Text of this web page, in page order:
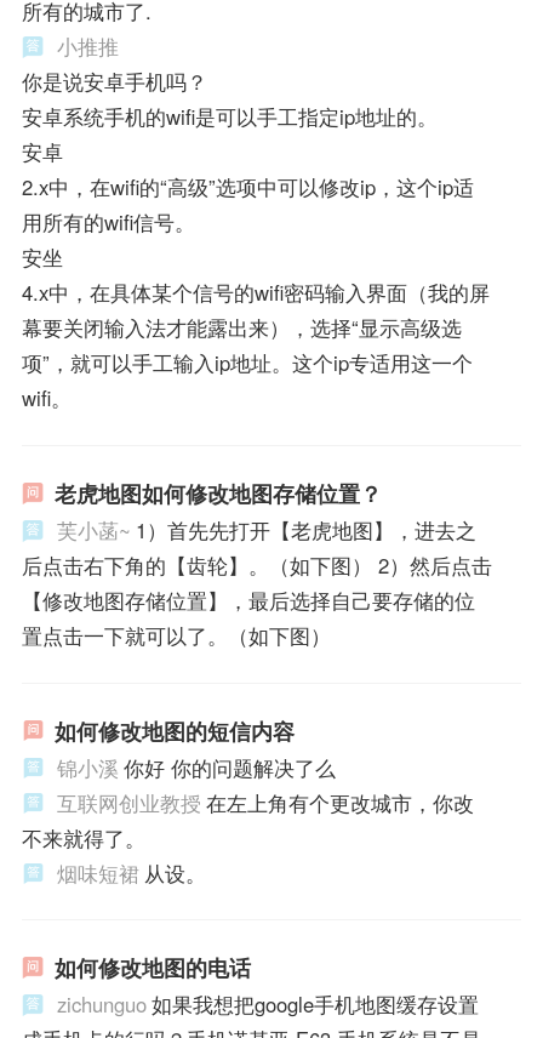
所有的城市了.
小推推
你是说安卓手机吗？
安卓系统手机的wifi是可以手工指定ip地址的。
安卓
2.x中，在wifi的“高级”选项中可以修改ip，这个ip适
用所有的wifi信号。
安坐
4.x中，在具体某个信号的wifi密码输入界面（我的屏
幕要关闭输入法才能露出来），选择“显示高级选
项”，就可以手工输入ip地址。这个ip专适用这一个
wifi。
老虎地图如何修改地图存储位置？
芙小菡~ 1）首先先打开【老虎地图】，进去之
后点击右下角的【齿轮】。（如下图） 2）然后点击
【修改地图存储位置】，最后选择自己要存储的位
置点击一下就可以了。（如下图）
如何修改地图的短信内容
锦小溪 你好 你的问题解决了么
互联网创业教授 在左上角有个更改城市，你改
不来就得了。
烟味短裙 从设。
如何修改地图的电话
zichunguo如果我想把google手机地图缓存设置